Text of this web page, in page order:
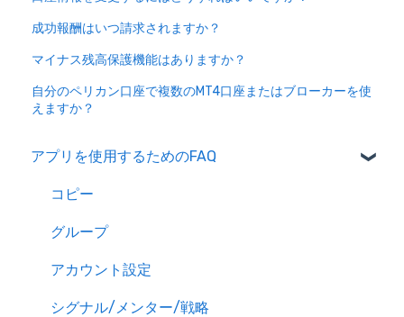
成功報酬はいつ請求されますか？
マイナス残高保護機能はありますか？
自分のペリカン口座で複数のMT4口座またはブローカーを使
えますか？
アプリを使用するためのFAQ
コピー
グループ
アカウント設定
シグナル/メンター/戦略